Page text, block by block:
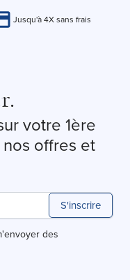
Jusqu'à 4X sans frais
votre 1ère
offres et
S'inscrire
des